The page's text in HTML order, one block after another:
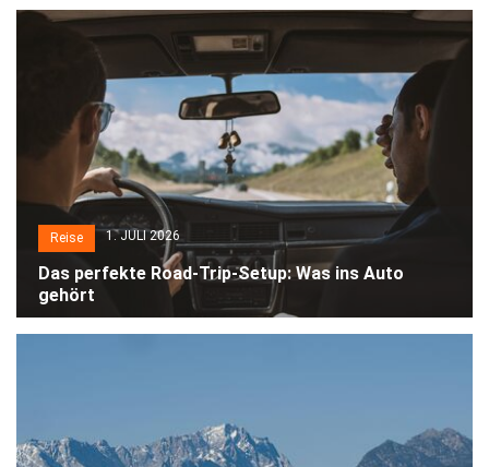
Reise 1. JULI 2026
Das perfekte Road-Trip-Setup: Was ins Auto
gehört